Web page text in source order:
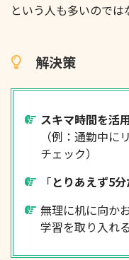
という人も多いのでは
解決策
スキマ時間を活
（例：通勤中
チェック）
「とりあえず5
無理に机に向か
学習を取り入れる